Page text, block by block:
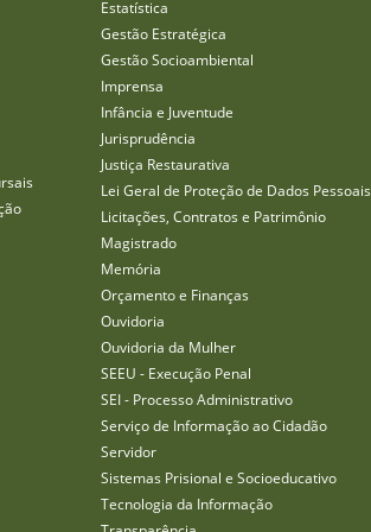
Estatística
Gestão Estratégica
Gestão Socioambiental
Imprensa
Infância e Juventude
Jurisprudência
Justiça Restaurativa
Lei Geral de Proteção de Dados Pessoais
Licitações, Contratos e Patrimônio
Magistrado
Memória
Orçamento e Finanças
Ouvidoria
Ouvidoria da Mulher
SEEU - Execução Penal
SEI - Processo Administrativo
Serviço de Informação ao Cidadão
Servidor
Sistemas Prisional e Socioeducativo
Tecnologia da Informação